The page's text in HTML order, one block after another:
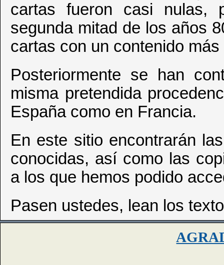
cartas fueron casi nulas,
segunda mitad de los años
cartas con un contenido
Posteriormente se han
misma pretendida
España como en Francia.
En este sitio encontrarán
conocidas, así como las
a los que hemos podido
Pasen ustedes, lean los